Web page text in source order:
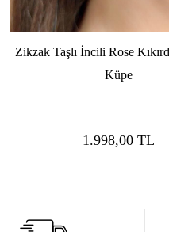
Zikzak Taşlı İncili Rose
Küpe
1.998,00TL